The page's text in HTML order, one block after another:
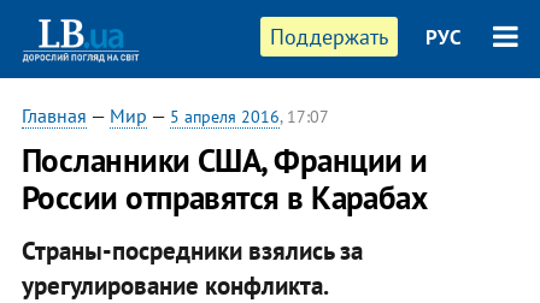
Поддержать РУС
Главная — Мир — 5 апреля 2016, 17:07
Посланники США, Франции и
России отправятся в Карабах
Страны-посредники взялись за
урегулирование конфликта.